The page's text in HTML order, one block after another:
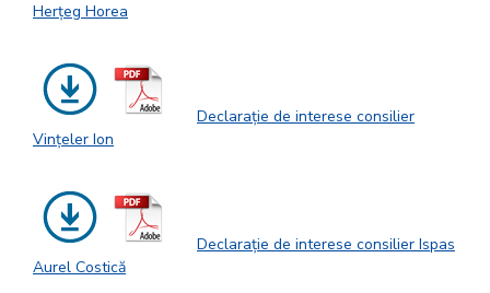
Herțeg Horea
Declarație de interese consilier
Vințeler Ion
Declarație de interese consilier Ispas
Aurel Costică